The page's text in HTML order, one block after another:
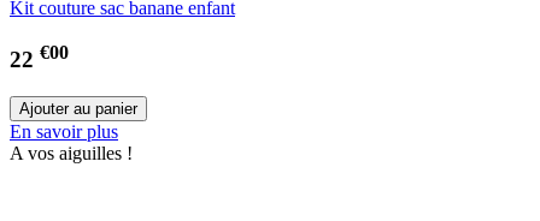
Kit couture sac banane enfant
22 €00
En savoir plus
A vos aiguilles !